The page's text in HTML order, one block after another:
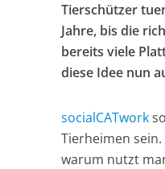
Tierschützer
Jahre, bis die
bereits viele
diese Idee nun
socialCATwork
Tierheimen
warum nutzt